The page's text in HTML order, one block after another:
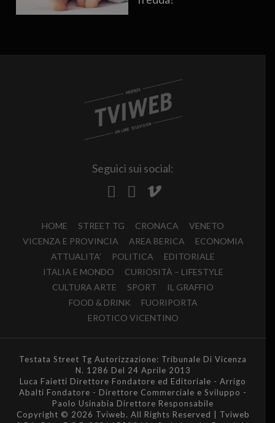
Seguici sui social:
HOME STREET TG CRONACA
VENETO
VICENZA E PROVINCIA
AREA BERICA
ECONOMIA
ATTUALITA’
POLITICA
EDITORIALE
ITALIA E MONDO
CURIOSITÀ – LIFESTYLE
CULTURA ARTE
SPORT
IL GRAFFIO
FOOD & DRINK
FUORIPORTA
EROTICO VICENTINO
Testata Street Tg Autorizzazione: Tribunale Di Vicenza
N. 1286 Del 24 Aprile 2013
Luca Faietti Direttore Fondatore ed Editoriale - Arrigo
Abalti Fondatore - Direttore Commerciale e Sviluppo -
Paolo Usinabia Direttore Responsabile
Copyright © 2026 Tviweb. All Rights Reserved | Tviweb